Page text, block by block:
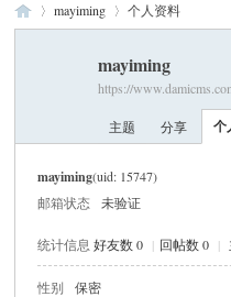
mayiming 个人资料
mayiming
https://
主题 分享 个
mayiming(uid: 15747)
邮箱状态
未验证
统计信息 好友数 0 | 回帖数 0 |
性别 保密